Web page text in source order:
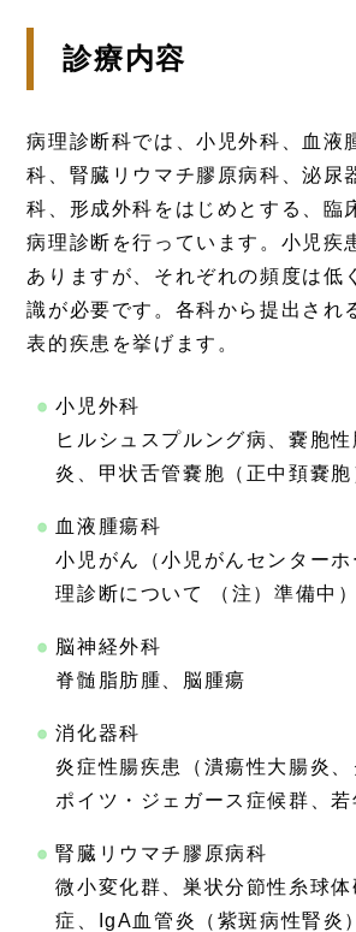
診療内容
病理診断科では、小児外科、血液
科、腎臓リウマチ膠原病科、泌尿
科、形成外科をはじめとする、臨
病理診断を行っています。小児疾
ありますが、それぞれの頻度は低
識が必要です。各科から提出され
表的疾患を挙げます。
小児外科
ヒルシュスプルング病、嚢胞
炎、甲状舌管嚢胞（正中頚嚢胞
血液腫瘍科
小児がん（小児がんセンター
理診断について （注）準備中）
脳神経外科
脊髄脂肪腫、脳腫瘍
消化器科
炎症性腸疾患（潰瘍性大腸炎、
ポイツ・ジェガース症候群、
腎臓リウマチ膠原病科
微小変化群、巣状分節性糸球
症、IgA血管炎（紫斑病性腎炎